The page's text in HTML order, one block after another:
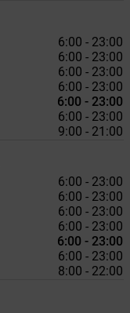
6:00 - 23:00
6:00 - 23:00
6:00 - 23:00
6:00 - 23:00
6:00 - 23:00
6:00 - 23:00
9:00 - 21:00
6:00 - 23:00
6:00 - 23:00
6:00 - 23:00
6:00 - 23:00
6:00 - 23:00
6:00 - 23:00
8:00 - 22:00